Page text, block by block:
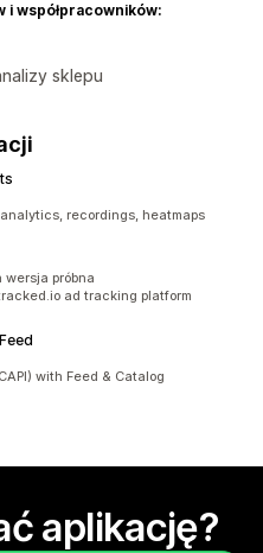
i współpracowników:
sklepu
recordings, heatmaps
wersja próbna
ad tracking platform
with Feed & Catalog
aplikację?